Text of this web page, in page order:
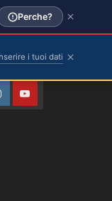
YouTube
Perche?
i tuoi dati